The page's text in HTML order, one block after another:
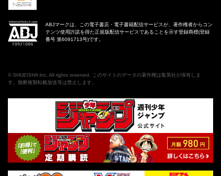
ABJマークは、この電子書店・電子書籍配信サービスが、著作権者からコン
テンツ使用許諾を得た正規版配信サービスであることを示す登録商標(登録
番号 第6091713号)です。
© SHUEISHA Inc . All rights reserved. このサイトのデータの著作権は集英社が保有しま
す。無断複製転載放送等は禁止します。